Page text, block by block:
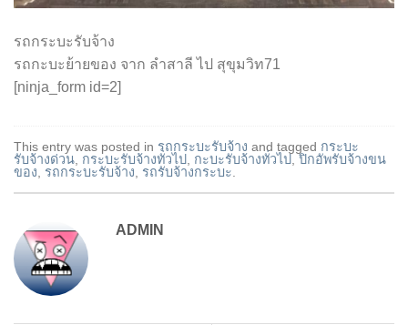
รถกระบะรับจ้าง
รถกะบะย้ายของ จาก ลำสาลี ไป สุขุมวิท71
[ninja_form id=2]
This entry was posted in รถกระบะรับจ้าง and tagged กระบะ
รับจ้างด่วน, กระบะรับจ้างทั่วไป, กะบะรับจ้างทั่วไป, ปิกอัพรับจ้างขน
ของ, รถกระบะรับจ้าง, รถรับจ้างกระบะ.
ADMIN